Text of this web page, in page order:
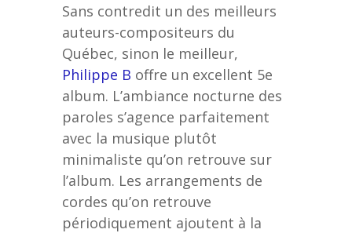
Sans contredit un des meilleurs
auteurs-compositeurs du
Québec, sinon le meilleur,
Philippe B offre un excellent 5e
album. L’ambiance nocturne des
paroles s’agence parfaitement
avec la musique plutôt
minimaliste qu’on retrouve sur
l’album. Les arrangements de
cordes qu’on retrouve
périodiquement ajoutent à la